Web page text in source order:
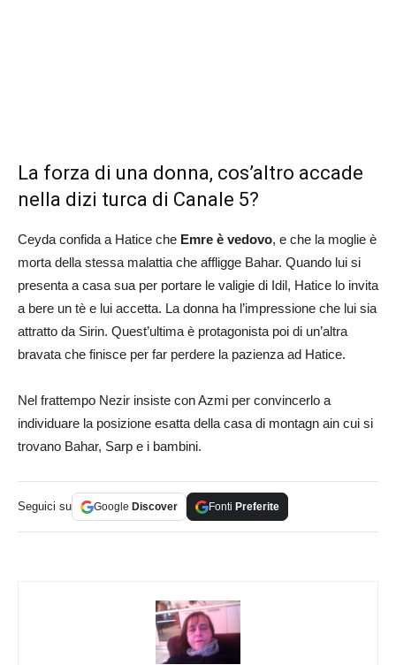
La forza di una donna, cos’altro accade
nella dizi turca di Canale 5?
Ceyda confida a Hatice che Emre è vedovo, e che la moglie è
morta della stessa malattia che affligge Bahar. Quando lui si
presenta a casa sua per portare le valigie di Idil, Hatice lo invita
a bere un tè e lui accetta. La donna ha l’impressione che lui sia
attratto da Sirin. Quest’ultima è protagonista poi di un’altra
bravata che finisce per far perdere la pazienza ad Hatice.
Nel frattempo Nezir insiste con Azmi per convincerlo a
individuare la posizione esatta della casa di montagn ain cui si
trovano Bahar, Sarp e i bambini.
Seguici su Google Discover Fonti Preferite